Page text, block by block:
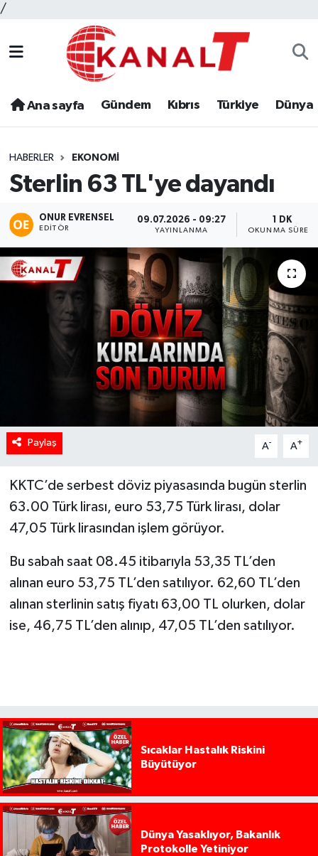
/
Ana sayfa Gündem Kıbrıs Türkiye Dünya
HABERLER EKONOMI
Sterlin 63 TL'ye dayandı
ONUR EVRENSEL
EDITÖR
09.07.2026 - 09:27
YAYINLANMA
1 DK
OKUNMA SÜRESI
Paylaş A- A+
KKTC’de serbest döviz piyasasında bugün sterlin
63.00 Türk lirası, euro 53,75 Türk lirası, dolar
47,05 Türk lirasından işlem görüyor.
Bu sabah saat 08.45 itibarıyla 53,35 TL’den
alınan euro 53,75 TL’den satılıyor. 62,60 TL’den
alınan sterlinin satış fiyatı 63,00 TL olurken, dolar
ise, 46,75 TL’den alınıp, 47,05 TL’den satılıyor.
Sıcaklar Hastalık Riskini
Büyütüyor
Dünya Yasaklıyor, Bakanlık
Protokolle Yetiniyor